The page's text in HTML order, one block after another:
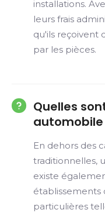
installations.
leurs frais
qu'ils reçoivent
par les pièces.
Quelles
automobile
En dehors des
traditionnelles,
existe
établissements
particulières